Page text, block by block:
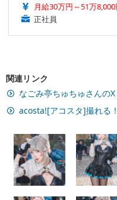
月給30万円～51万8,000
正社員
関連リンク
なごみ亭ちゅちゅさんのX
acosta![アコスタ]撮れる